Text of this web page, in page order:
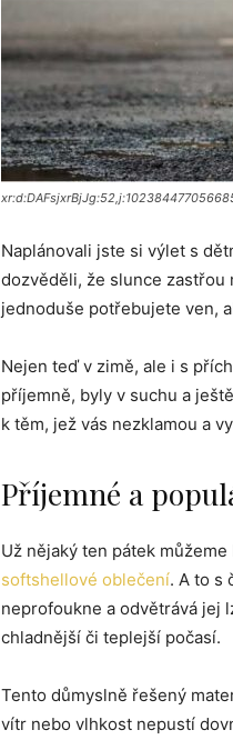
Naplánovali jste si výlet s
dozvěděli, že slunce zastřou
jednoduše potřebujete ven,
Nejen teď v zimě, ale i s
příjemně, byly v suchu a
k těm, jež vás nezklamou a
Příjemné a
Už nějaký ten pátek
softshellové oblečení. A to s
neprofoukne a odvětrává jej
chladnější či teplejší počasí.
Tento důmyslně řešený
vítr nebo vlhkost nepustí